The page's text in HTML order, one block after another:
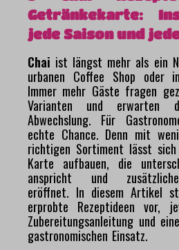
Getränkekarte:
jede Saison und
Chai ist längst mehr als ein
urbanen Coffee Shop oder
Immer mehr Gäste fragen
Varianten und erwarten
Abwechslung. Für
echte Chance. Denn mit
richtigen Sortiment lässt
Karte aufbauen, die
anspricht und
eröffnet. In diesem Artikel
erprobte Rezeptideen vor,
Zubereitungsanleitung und
gastronomischen Einsatz.